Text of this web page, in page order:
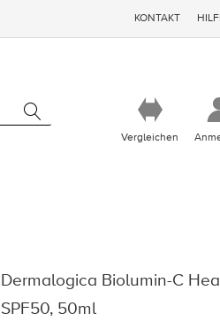
KONTAKT
Vergleichen
Dermalogica Biolumin-C
SPF50, 50ml